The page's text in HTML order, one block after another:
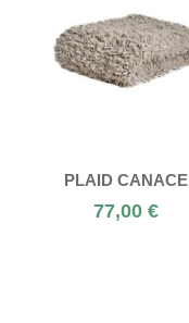
PLAID CANACE
77,00 €